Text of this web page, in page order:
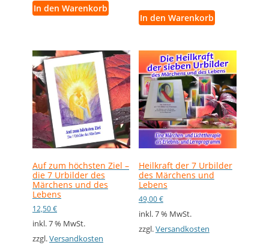
In den Warenkorb
In den Warenkorb
Auf zum höchsten Ziel –
die 7 Urbilder des
Märchens und des
Lebens
12,50€
inkl. 7 % MwSt.
zzgl.Versandkosten
Heilkraft der 7 Urbilder
des Märchens und
Lebens
49,00€
inkl. 7 % MwSt.
zzgl.Versandkosten